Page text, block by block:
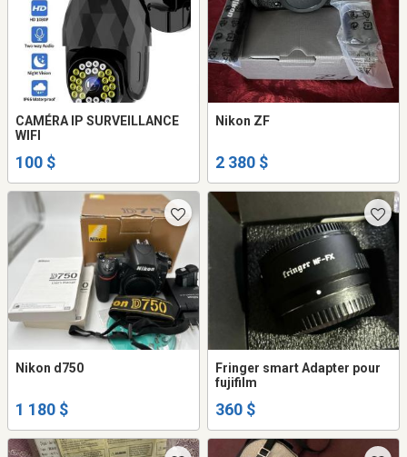
CAMÉRA IP SURVEILLANCE
WIFI
100 $
Nikon ZF
2 380 $
Nikon d750
1 180 $
Fringer smart Adapter pour
fujifilm
360 $